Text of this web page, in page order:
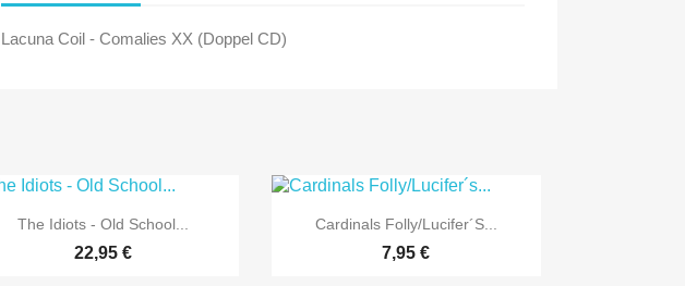
Lacuna Coil - Comalies XX (Doppel CD)
 Vorschau
The Idiots - Old School...
22,95 €
 Vorschau
Cardinals Folly/Lucifer´s...
7,95 €